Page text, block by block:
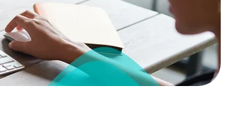
welk tarief voor jouw kantoor van toepassing is